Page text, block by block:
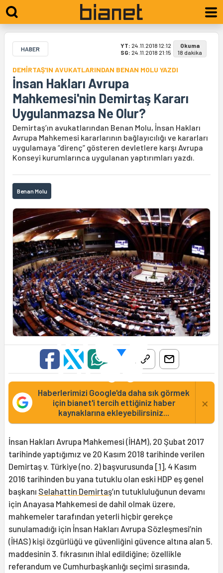
HABER YT: 24.11.2018 12:12
SG: 24.11.2018 21:15
Okuma
18 dakika
DEMİRTAŞ'IN AVUKATLARINDAN BENAN MOLU YAZDI
İnsan Hakları Avrupa
Mahkemesi'nin Demirtaş Kararı
Uygulanmazsa Ne Olur?
Demirtaş’ın avukatlarından Benan Molu, İnsan Hakları
Avrupa Mahkemesi kararlarının bağlayıcılığı ve kararları
uygulamaya “direnç” gösteren devletlere karşı Avrupa
Konseyi kurumlarınca uygulanan yaptırımları yazdı.
Benan Molu
Haberlerimizi Google'da daha sık görmek
için bianet'i tercih ettiğiniz haber
kaynaklarına ekleyebilirsiniz...
×
İnsan Hakları Avrupa Mahkemesi (İHAM), 20 Şubat 2017
tarihinde yaptığımız ve 20 Kasım 2018 tarihinde verilen
Demirtaş v. Türkiye (no. 2) başvurusunda [1], 4 Kasım
2016 tarihinden bu yana tutuklu olan eski HDP eş genel
başkanı Selahattin Demirtaş’ın tutukluluğunun devamı
için Anayasa Mahkemesi de dahil olmak üzere,
mahkemeler tarafından yeterli hiçbir gerekçe
sunulamadığı için İnsan Hakları Avrupa Sözleşmesi’nin
(İHAS) kişi özgürlüğü ve güvenliğini güvence altına alan 5.
maddesinin 3. fıkrasının ihlal edildiğine; özellikle
referandum ve Cumhurbaşkanlığı seçimi sırasında,